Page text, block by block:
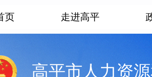
页 走进高平
高平市人力资